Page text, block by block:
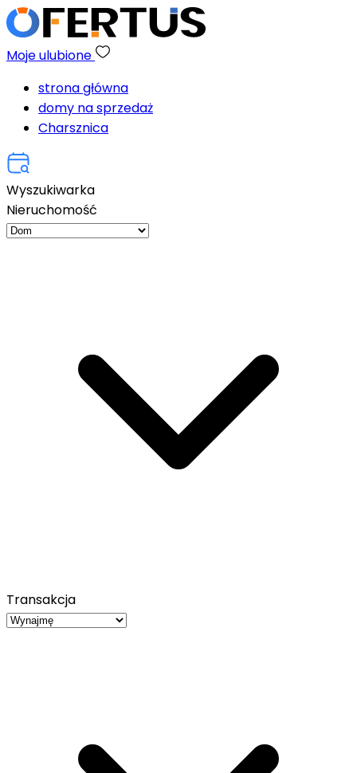
Moje ulubione
strona główna
domy na sprzedaż
Charsznica
Wyszukiwarka
Nieruchomość
Transakcja